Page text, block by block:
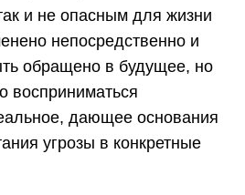
и не опасным для жизни
непосредственно и
обращено в будущее, но
восприниматься
дающее основания
угрозы в конкретные